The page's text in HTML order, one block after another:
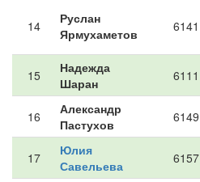
14
Руслан
Ярмухаметов
6141
15
Надежда
Шаран
6111
16
Александр
Пастухов
6149
17
Юлия
Савельева
6157